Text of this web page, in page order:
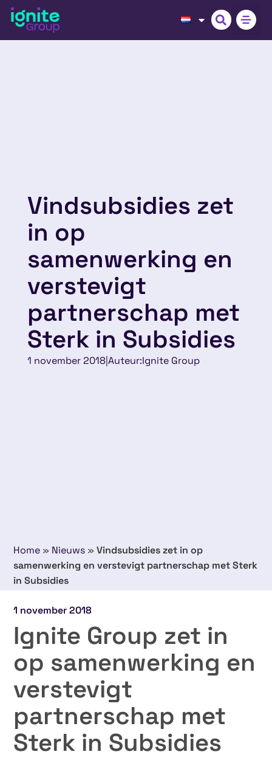
Vindsubsidies zet
in op
samenwerking en
verstevigt
partnerschap met
Sterk in Subsidies
1 november 2018|Auteur:Ignite Group
Home » Nieuws »Vindsubsidies zet in op
samenwerking en verstevigt partnerschap met Sterk
in Subsidies
1 november 2018
Ignite Group zet in
op samenwerking en
verstevigt
partnerschap met
Sterk in Subsidies